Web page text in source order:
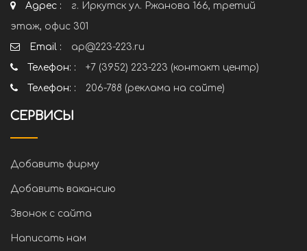
Адрес :
г. Иркутск ул. Ржанова 166, третий
этаж, офис 301
Email :
ap@223-223.ru
Телефон: :
+7 (3952) 223-223 (контакт центр)
Телефон: :
206-788 (реклама на сайте)
СЕРВИСЫ
Добавить фирму
Добавить вакансию
Звонок с сайта
Написать нам